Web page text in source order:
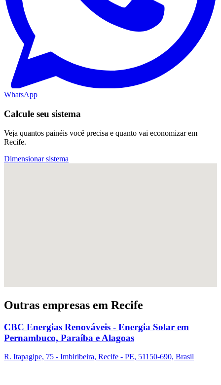
WhatsApp
Calcule seu sistema
Veja quantos painéis você precisa e quanto vai economizar em
Recife.
Dimensionar sistema
Outras empresas em Recife
CBC Energias Renováveis - Energia Solar em
Pernambuco, Paraíba e Alagoas
R. Itapagipe, 75 - Imbiribeira, Recife - PE, 51150-690, Brasil